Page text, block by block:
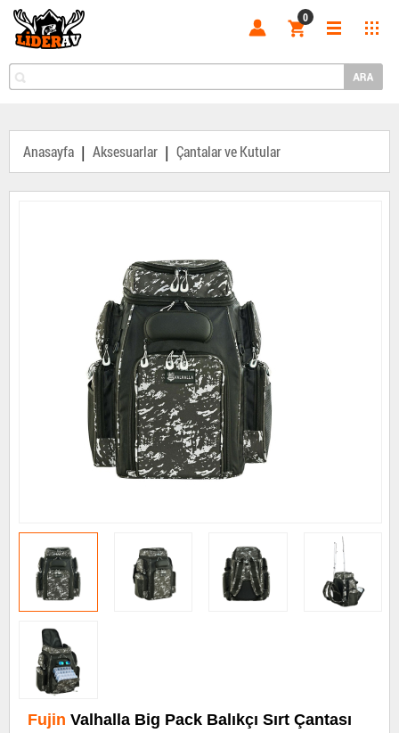
0
Anasayfa | Aksesuarlar | Çantalar ve Kutular
Fujin Valhalla Big Pack Balıkçı Sırt Çantası